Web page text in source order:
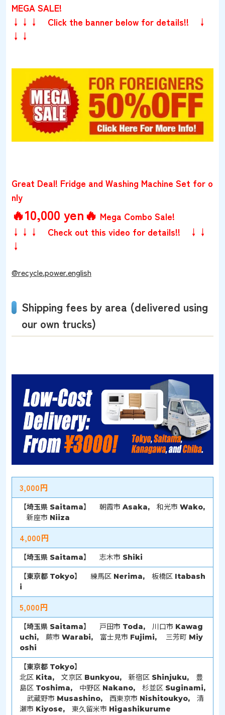
MEGA SALE!
↓↓↓ Click the banner below for details!! ↓
↓↓
Great Deal! Fridge and Washing Machine Set for o
nly
🔥10,000 yen🔥 Mega Combo Sale!
↓↓↓ Check out this video for details!! ↓↓
↓
@recycle.power.english
Shipping fees by area (delivered using
our own trucks)
3,000円
【埼玉県 Saitama】 朝霞市 Asaka, 和光市 Wako,
新座市 Niiza
4,000円
【埼玉県 Saitama】 志木市 Shiki
【東京都 Tokyo】 練馬区 Nerima, 板橋区 Itabash
i
5,000円
【埼玉県 Saitama】 戸田市 Toda, 川口市 Kawag
uchi, 蕨市 Warabi, 富士見市 Fujimi, 三芳町 Miy
oshi
【東京都 Tokyo】
北区 Kita, 文京区 Bunkyou, 新宿区 Shinjuku, 豊
島区 Toshima, 中野区 Nakano, 杉並区 Suginami,
武蔵野市 Musashino, 西東京市 Nishitoukyo, 清
瀬市 Kiyose, 東久留米市 Higashikurume